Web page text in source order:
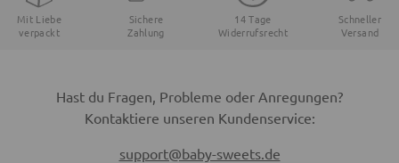
Mit Liebe
verpackt
Sichere
Zahlung
14 Tage
Widerrufsrecht
Schneller
Versand
Hast du Fragen, Probleme oder Anregungen?
Kontaktiere unseren Kundenservice:
support@baby-sweets.de